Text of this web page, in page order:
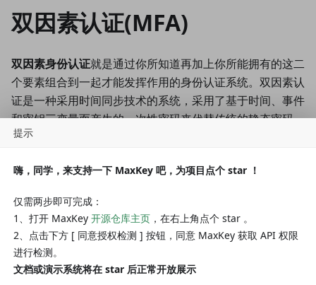
双因素认证(MFA)
双因素身份认证就是通过你所知道再加上你所能拥有的这二
个要素组合到一起才能发挥作用的身份认证系统。双因素认
证是一种采用时间同步技术的系统，采用了基于时间、事件
和密钥三变量而产生的一次性密码来代替传统的静态密码。
每个动态密码卡都有一个唯一的密钥，该密钥同时存放在服
钥，同样的随机参数（时间、事件）和同样的算法计算了认
认证。就像我们去银行办卡送的口令牌.
多因素认证（MFA），是一种计算机访问控制的方法，用
户要通过两种以上的认证机制之后，才能得到授权，使用计
提示
嗨，同学，来支持一下 MaxKey 吧，为项目点个 star ！
仅需两步即可完成：
1、打开 MaxKey 开源仓库主页 ，在右上角点个 star 。
2、点击下方 [ 同意授权检测 ] 按钮，同意 MaxKey 获取 API 权限
进行检测。
文档或演示系统将在 star 后正常开放展示